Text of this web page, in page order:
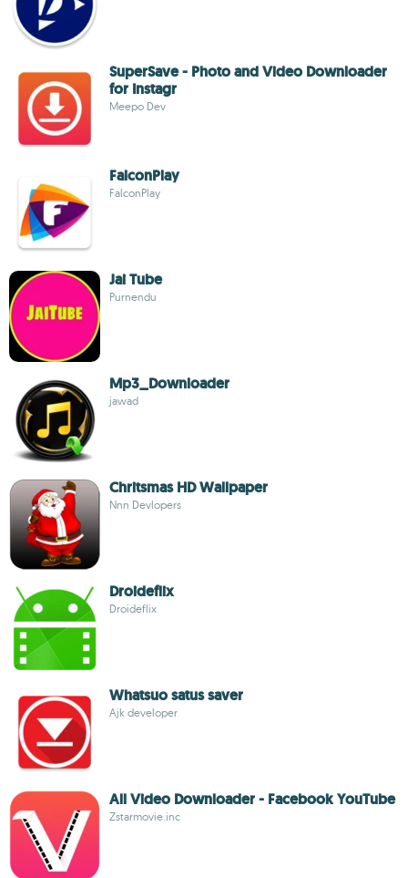
SuperSave - Photo and Video Downloader
for Instagr
Meepo Dev
FalconPlay
FalconPlay
Jai Tube
Purnendu
Mp3_Downloader
jawad
Chritsmas HD Wallpaper
Nnn Devlopers
Droideflix
Droideflix
Whatsuo satus saver
Ajk developer
All Video Downloader - Facebook YouTube
Zstarmovie.inc